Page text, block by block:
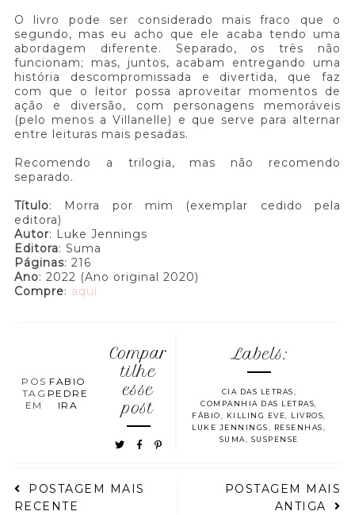
O livro pode ser considerado mais fraco que o
segundo, mas eu acho que ele acaba tendo uma
abordagem diferente. Separado, os três não
funcionam; mas, juntos, acabam entregando uma
história descompromissada e divertida, que faz
com que o leitor possa aproveitar momentos de
ação e diversão, com personagens memoráveis
(pelo menos a Villanelle) e que serve para alternar
entre leituras mais pesadas.
Recomendo a trilogia, mas não recomendo
separado.
Título: Morra por mim (exemplar cedido pela
editora)
Autor: Luke Jennings
Editora: Suma
Páginas: 216
Ano: 2022 (Ano original 2020)
Compre: aqui
POS
TAG
EM
FABIO
PEDRE
IRA
Compar
tilhe
esse
post
Labels:
CIA DAS LETRAS,
COMPANHIA DAS LETRAS,
FÁBIO, KILLING EVE, LIVROS,
LUKE JENNINGS, RESENHAS,
SUMA, SUSPENSE
POSTAGEM MAIS
RECENTE
POSTAGEM MAIS
ANTIGA